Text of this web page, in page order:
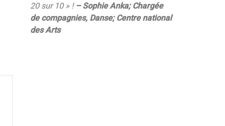
20 sur 10 » ! – Sophie Anka; Chargée
de compagnies, Danse; Centre national
des Arts